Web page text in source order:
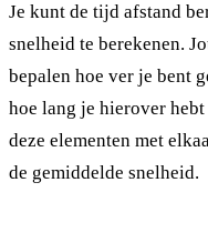
Je kunt de tijd afstand
snelheid te berekenen.
bepalen hoe ver je bent
hoe lang je hierover
deze elementen met
de gemiddelde snelheid.